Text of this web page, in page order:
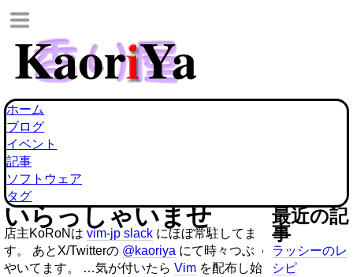
ホーム
ブログ
イベント
記事
ソフトウェア
タグ
いらっしゃいませ
店主KoRoNはvim-jp slack にほぼ常駐してま
す。 あとX/Twitterの @kaoriya にて時々つぶ
やいてます。 …気が付いたらVim を配布し始
最近の記
事
ラッシーのレ
シピ